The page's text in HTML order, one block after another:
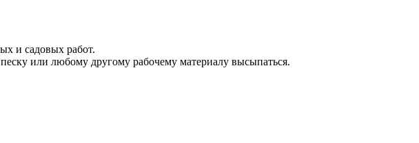
и садовых работ.
или любому другому рабочему материалу высыпаться.